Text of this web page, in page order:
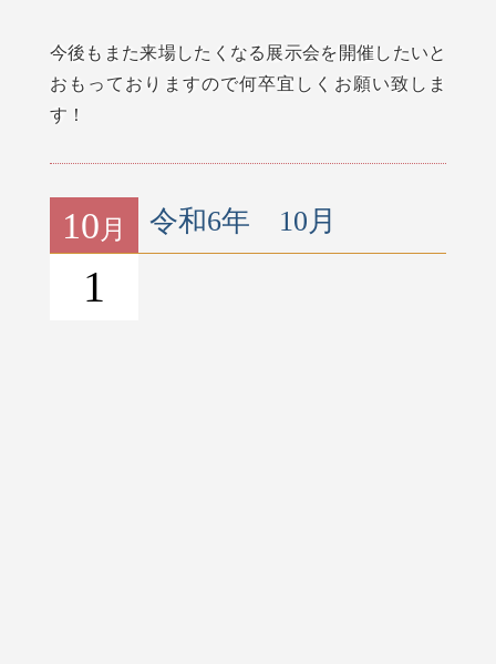
今後もまた来場したくなる展示会を開催したいと
おもっておりますので何卒宜しくお願い致しま
す！
10 月
1
令和6年 10月